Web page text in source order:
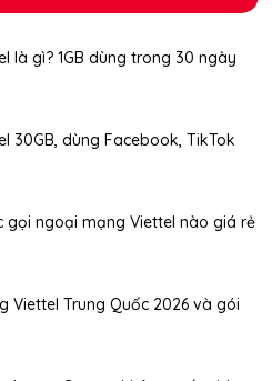
là gì? 1GB dùng trong 30 ngày
30GB, dùng Facebook, TikTok
gọi ngoại mạng Viettel nào giá rẻ
Viettel Trung Quốc 2026 và gói